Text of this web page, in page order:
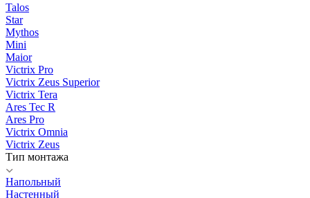
Talos
Star
Mythos
Mini
Maior
Victrix Pro
Victrix Zeus Superior
Victrix Tera
Ares Tec R
Ares Pro
Victrix Omnia
Victrix Zeus
Тип монтажа
Напольный
Настенный